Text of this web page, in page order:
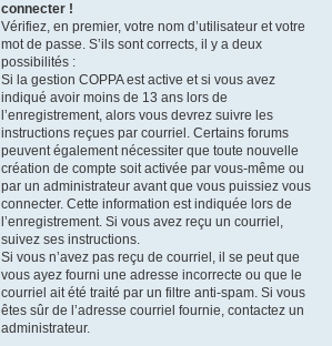
connecter !
Vérifiez, en premier, votre nom d’utilisateur et votre
mot de passe. S’ils sont corrects, il y a deux
possibilités :
Si la gestion COPPA est active et si vous avez
indiqué avoir moins de 13 ans lors de
l’enregistrement, alors vous devrez suivre les
instructions reçues par courriel. Certains forums
peuvent également nécessiter que toute nouvelle
création de compte soit activée par vous-même ou
par un administrateur avant que vous puissiez vous
connecter. Cette information est indiquée lors de
l’enregistrement. Si vous avez reçu un courriel,
suivez ses instructions.
Si vous n’avez pas reçu de courriel, il se peut que
vous ayez fourni une adresse incorrecte ou que le
courriel ait été traité par un filtre anti-spam. Si vous
êtes sûr de l’adresse courriel fournie, contactez un
administrateur.